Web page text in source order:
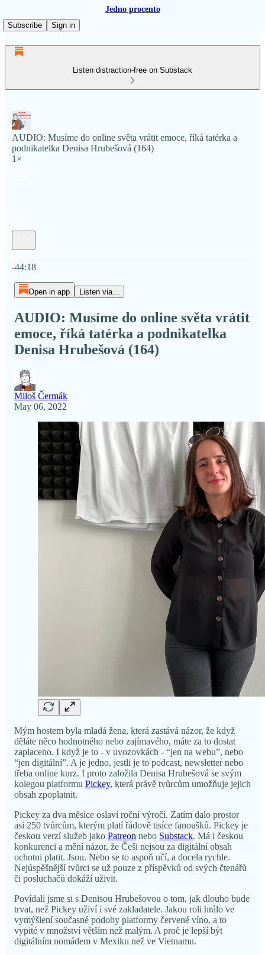
Jedno procento
Subscribe
Sign in
Listen distraction-free on Substack
AUDIO: Musíme do online světa vrátit emoce, říká tatérka a
podnikatelka Denisa Hrubešová (164)
1×
-44:18
Open in app Listen via...
AUDIO: Musíme do online světa vrátit
emoce, říká tatérka a podnikatelka
Denisa Hrubešová (164)
Miloš Čermák
May 06, 2022
Mým hostem byla mladá žena, která zastává názor, že když
děláte něco hodnotného nebo zajímavého, máte za to dostat
zaplaceno. I když je to - v uvozovkách - “jen na webu”, nebo
“jen digitální”. A je jedno, jestli je to podcast, newsletter nebo
třeba online kurz. I proto založila Denisa Hrubešová se svým
kolegou platformu Pickey, která právě tvůrcům umožňuje jejich
obsah zpoplatnit.
Pickey za dva měsíce oslaví roční výročí. Zatím dalo prostor
asi 250 tvůrcům, kterým platí řádově tisíce fanoušků. Pickey je
českou verzí služeb jako Patreon nebo Substack. Má i českou
konkurenci a mění názor, že Češi nejsou za digitální obsah
ochotni platit. Jsou. Nebo se to aspoň učí, a docela rychle.
Nejúspěšnější tvůrci se už pouze z příspěvků od svých čtenářů
či posluchačů dokáží uživit.
Povídali jsme si s Denisou Hrubešovou o tom, jak dlouho bude
trvat, než Pickey uživí i své zakladatele. Jakou roli hrálo ve
vymýšlení současné podoby platformy červené víno, a to
vypité v množství větším než malým. A proč je lepší být
digitálním nomádem v Mexiku než ve Vietnamu.